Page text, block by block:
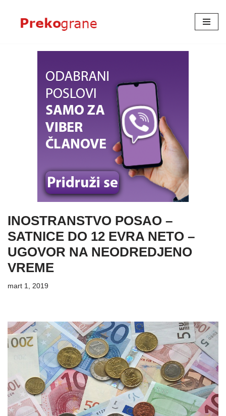
Skoči
INOSTRANSTVO POSAO –
SATNICE DO 12 EVRA NETO –
UGOVOR NA NEODREDJENO
VREME
mart 1, 2019